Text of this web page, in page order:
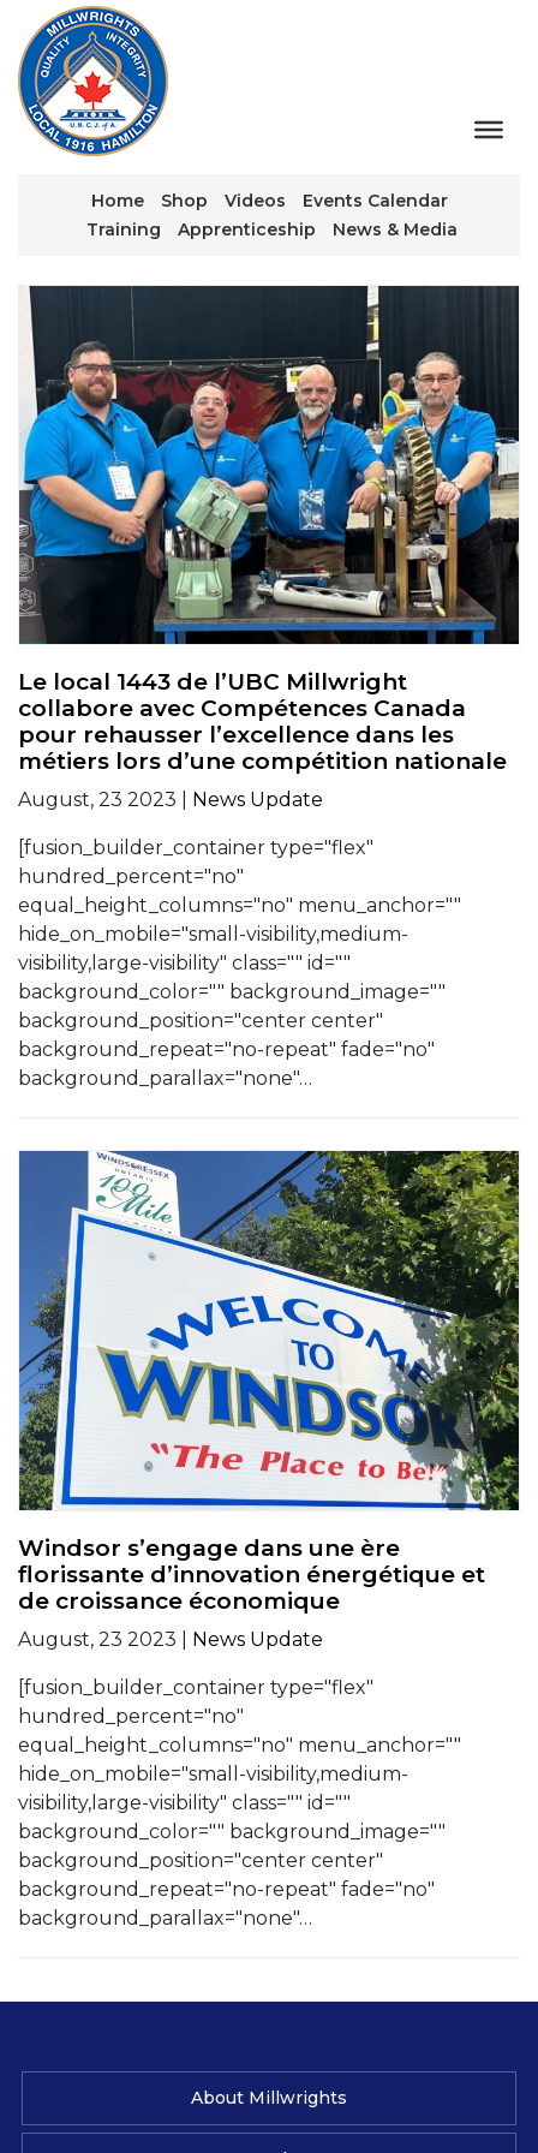
Home Shop Videos
Events Calendar
Training
Apprenticeship News & Media
Le local 1443 de l’UBC Millwright
collabore avec Compétences Canada
pour rehausser l’excellence dans les
métiers lors d’une compétition nationale
August, 23 2023 | News Update
[fusion_builder_container type="flex"
hundred_percent="no"
equal_height_columns="no" menu_anchor=""
hide_on_mobile="small-visibility,medium-
visibility,large-visibility" class="" id=""
background_color="" background_image=""
background_position="center center"
background_repeat="no-repeat" fade="no"
background_parallax="none"…
Windsor s’engage dans une ère
florissante d’innovation énergétique et
de croissance économique
August, 23 2023 | News Update
[fusion_builder_container type="flex"
hundred_percent="no"
equal_height_columns="no" menu_anchor=""
hide_on_mobile="small-visibility,medium-
visibility,large-visibility" class="" id=""
background_color="" background_image=""
background_position="center center"
background_repeat="no-repeat" fade="no"
background_parallax="none"…
About Millwrights